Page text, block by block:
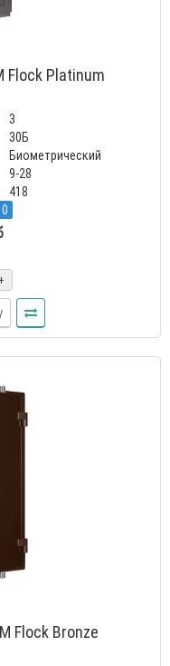
Flock Platinum
3
30Б
Биометрический
9-28
418
0
+
Flock Bronze